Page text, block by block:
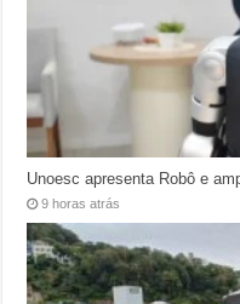
Unoesc apresenta Robô e
9 horas atrás